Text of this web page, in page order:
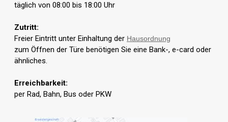
täglich von 08:00 bis 18:00 Uhr
Zutritt:
Freier Eintritt unter Einhaltung der Hausordnung
zum Öffnen der Türe benötigen Sie eine Bank-, e-card oder
ähnliches.
Erreichbarkeit:
per Rad, Bahn, Bus oder PKW